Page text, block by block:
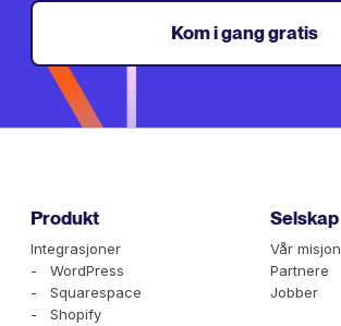
Kom i gang gratis
Produkt
Integrasjoner
- WordPress
- Squarespace
- Shopify
Selskap
Vår misjon
Partnere
Jobber